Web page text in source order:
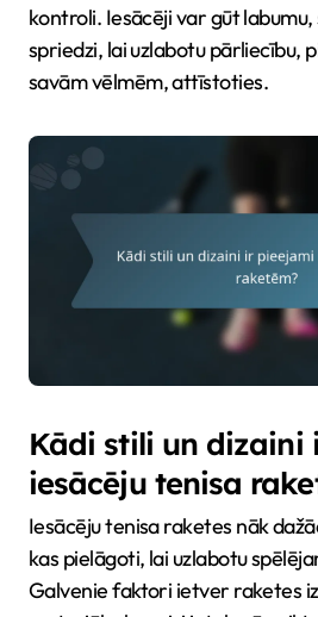
kontroli. Iesācēji var gūt
spriedzi, lai uzlabotu pārliecību,
savām vēlmēm, attīstoties.
Kādi stili un dizaini
iesācēju tenisa
Iesācēju tenisa raketes nāk
kas pielāgoti, lai uzlabotu
Galvenie faktori ietver raketes